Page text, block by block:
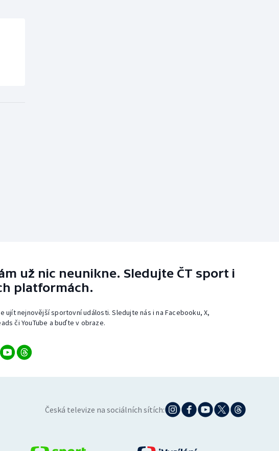
už nic neunikne. Sledujte ČT sport i
platformách.
ujít nejnovější sportovní události. Sledujte nás i na Facebooku, X,
či YouTube a buďte v obraze.
Česká televize na sociálních sítích: